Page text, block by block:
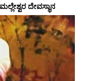
ದೇವಸ್ಥಾನ